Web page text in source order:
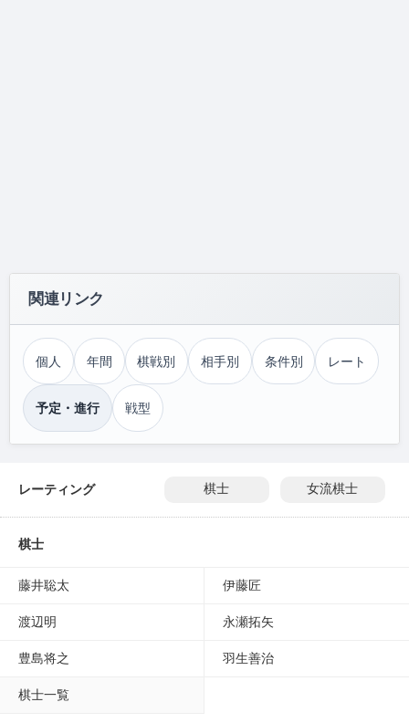
関連リンク
個人 年間 棋戦別 相手別 条件別 レート
予定・進行 戦型
レーティング 棋士 女流棋士
棋士
藤井聡太 伊藤匠
渡辺明 永瀬拓矢
豊島将之 羽生善治
棋士一覧